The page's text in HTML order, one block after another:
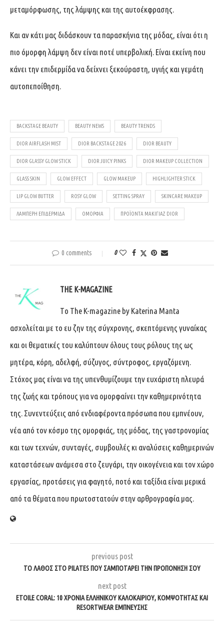
μεταμόρφωσης, της λάμψης και της αυτοέκφρασης.
Και αν κάτι μας διδάσκουν τα παρασκήνια της μόδας, είναι ότι η
πιο όμορφη λάμψη δεν είναι ποτέ υπερβολική. Είναι εκείνη που
κάνει την επιδερμίδα να δείχνει ξεκούραστη, υγιής και γεμάτη
αυτοπεποίθηση.
BACKSTAGE BEAUTY BEAUTY NEWS BEAUTY TRENDS
DIOR AIRFLASH MIST DIOR BACKSTAGE 2026 DIOR BEAUTY
DIOR GLASSY GLOW STICK DIOR JUICY PINKS DIOR MAKEUP COLLECTION
GLASS SKIN GLOW EFFECT GLOW MAKEUP HIGHLIGHTER STICK
LIP GLOW BUTTER ROSY GLOW SETTING SPRAY SKINCARE MAKEUP
ΛΑΜΠΕΡΉ ΕΠΙΔΕΡΜΊΔΑ ΟΜΟΡΦΙΆ ΠΡΟΪΌΝΤΑ ΜΑΚΙΓΙΆΖ DIOR
0 comments 0
THE K-MAGAZINE
Tο The K-magazine by Katerina Manta
ασχολείται με το ευ ζην της σύγχρονης, σκεπτόμενης γυναίκας
και οι θεματικές του καλύπτουν όλους τους ρόλους της ως
μητέρα, κόρη, αδελφή, σύζυγος, σύντροφος, εργαζόμενη.
Στόχος μας είναι να της υπενθυμίζουμε την ευχάριστη πλευρά
της ζωής και τρόπους για να ομορφαίνει την καθημερινότητα
της. Συνεντεύξεις από ενδιαφέροντα πρόσωπα που εμπνέουν,
νέα από τον κόσμο της ομορφιάς, της μόδας, της γαστρονομίας
και των τεχνών, συνταγές, συμβουλές κι αναλύσεις καθημερινών
καταστάσεων ανάμεσα στο ζευγάρι, την οικογένεια και τον χώρο
εργασίας, προτάσεις για φαγητό, ποτό και ταξίδια είναι μερικά
από τα θέματα που πρωτοστατούν στην αρθρογραφία μας.
previous post
ΤΟ ΛΆΘΟΣ ΣΤΟ PILATES ΠΟΥ ΣΑΜΠΟΤΆΡΕΙ ΤΗΝ ΠΡΟΠΌΝΗΣΉ ΣΟΥ
next post
ETOILE CORAL: 10 ΧΡΌΝΙΑ ΕΛΛΗΝΙΚΟΎ ΚΑΛΟΚΑΙΡΙΟΎ, ΚΟΜΨΌΤΗΤΑΣ ΚΑΙ
RESORTWEAR ΈΜΠΝΕΥΣΗΣ